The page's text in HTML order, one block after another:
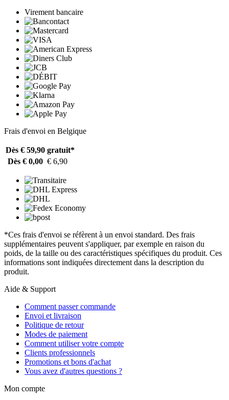
Virement bancaire
Frais d'envoi en Belgique
Dès € 59,90 gratuit*
Dès € 0,00 € 6,90
*Ces frais d'envoi se réfèrent à un envoi standard. Des frais
supplémentaires peuvent s'appliquer, par exemple en raison du
poids, de la taille ou des caractéristiques spécifiques du produit. Ces
informations sont indiquées directement dans la description du
produit.
Aide & Support
Comment passer commande
Envoi et livraison
Politique de retour
Modes de paiement
Comment utiliser votre compte
Clients professionnels
Promotions et bons d'achat
Vous avez d'autres questions ?
Mon compte